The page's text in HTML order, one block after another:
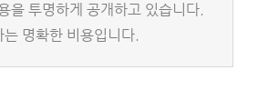
을 투명하게 공개하고 있습니다.
명확한 비용입니다.